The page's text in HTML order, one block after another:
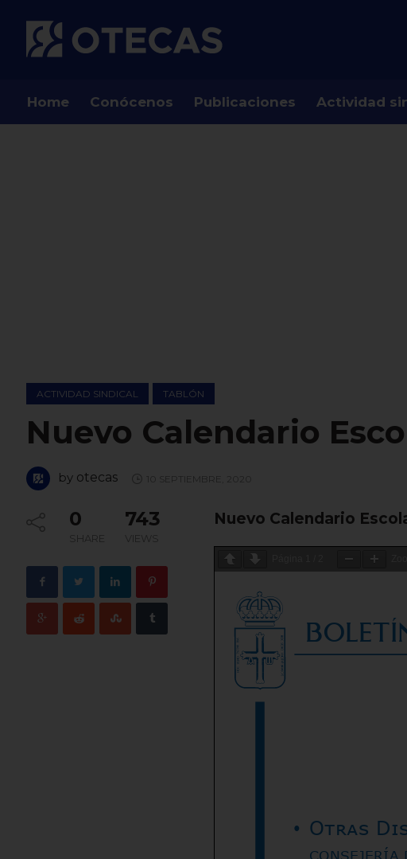
Home Conócenos Publicaciones Actividad
ACTIVIDAD SINDICAL TABLÓN
Nuevo Calendario
by otecas 10 SEPTIEMBRE, 2020
0
SHARE
743
VIEWS
Nuevo Calendario